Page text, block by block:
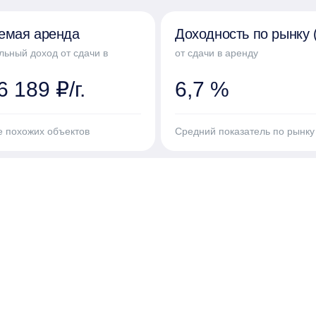
к которому можно смотреть через
безопасности и приватности. Никаких
ЛОКАЦИИ
для повседневной жизни.
аренда
доход от сдачи в
189 ₽/г.
похожих объектов
Доходность по рынку
от сдачи в аренду
6,7 %
Средний показатель по рынку